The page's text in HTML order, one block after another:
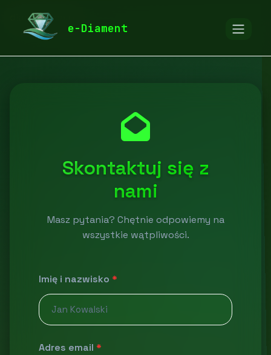
e-Diament
diamentspa.pl
Skontaktuj się z
nami
Masz pytania? Chętnie odpowiemy na
wszystkie wątpliwości.
Imię i nazwisko *
Adres email *